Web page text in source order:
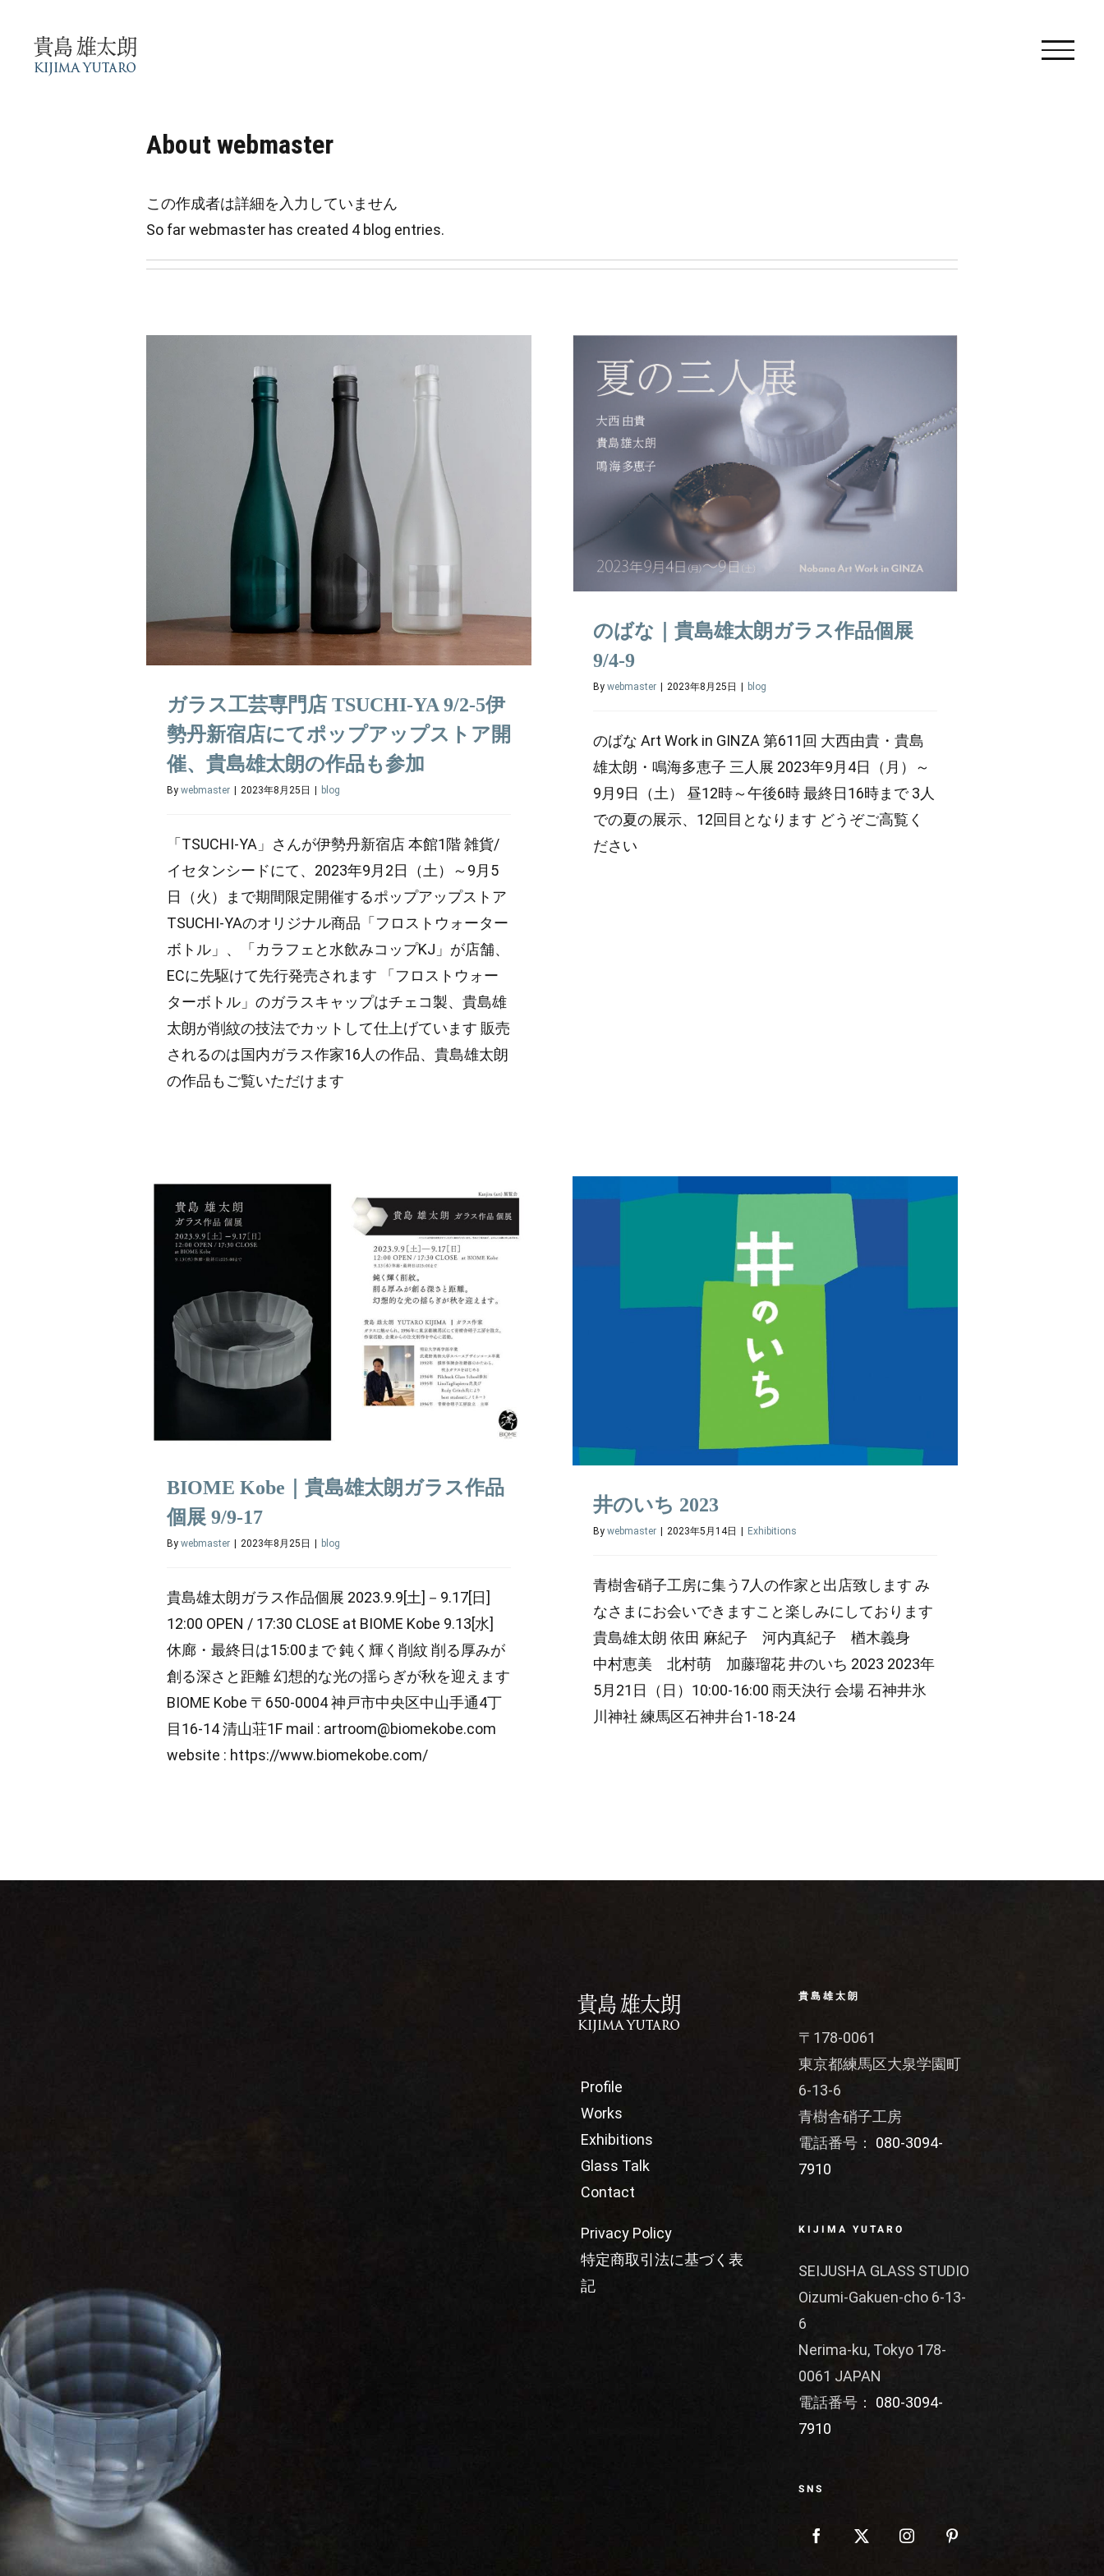
content
About webmaster
この作成者は詳細を入力していません
So far webmaster has created 4 blog entries.
ガラス工芸専門店 TSUCHI-YA 9/2-5伊
勢丹新宿店にてポップアップストア開
催、貴島雄太朗の作品も参加
By webmaster 2023年8月25日 blog
「TSUCHI-YA」さんが伊勢丹新宿店 本館1階 雑貨/
イセタンシードにて、2023年9月2日（土）～9月5
日（火）まで期間限定開催するポップアップストア
TSUCHI-YAのオリジナル商品「フロストウォーター
ボトル」、「カラフェと水飲みコップKJ」が店舗、
ECに先駆けて先行発売されます 「フロストウォー
ターボトル」のガラスキャップはチェコ製、貴島雄
太朗が削紋の技法でカットして仕上げています 販売
されるのは国内ガラス作家16人の作品、貴島雄太朗
の作品もご覧いただけます
のばな｜貴島雄太朗ガラス作品個展
9/4-9
By webmaster 2023年8月25日 blog
のばな Art Work in GINZA 第611回 大西由貴・貴島
雄太朗・鳴海多恵子 三人展 2023年9月4日（月）～
9月9日（土） 昼12時～午後6時 最終日16時まで 3人
での夏の展示、12回目となります どうぞご高覧く
ださい
BIOME Kobe｜貴島雄太朗ガラス作品
個展 9/9-17
By webmaster 2023年8月25日 blog
貴島雄太朗ガラス作品個展 2023.9.9[土]－9.17[日]
12:00 OPEN / 17:30 CLOSE at BIOME Kobe 9.13[水]
休廊・最終日は15:00まで 鈍く輝く削紋 削る厚みが
創る深さと距離 幻想的な光の揺らぎが秋を迎えます
BIOME Kobe 〒650-0004 神戸市中央区中山手通4丁
目16-14 清山荘1F mail : artroom@biomekobe.com
website : https://www.biomekobe.com/
井のいち 2023
By webmaster 2023年5月14日 Exhibitions
青樹舎硝子工房に集う7人の作家と出店致します み
なさまにお会いできますこと楽しみにしております
貴島雄太朗 依田 麻紀子 河内真紀子 楢木義身
中村恵美 北村萌 加藤瑠花 井のいち 2023 2023年
5月21日（日）10:00-16:00 雨天決行 会場 石神井氷
川神社 練馬区石神井台1-18-24
Profile
Works
Exhibitions
Glass Talk
Contact
Privacy Policy
特定商取引法に基づく表
記
貴島雄太朗
〒178-0061
東京都練馬区大泉学園町
6-13-6
青樹舎硝子工房
電話番号： 080-3094-
7910
KIJIMA YUTARO
SEIJUSHA GLASS STUDIO
Oizumi-Gakuen-cho 6-13-
6
Nerima-ku, Tokyo 178-
0061 JAPAN
電話番号： 080-3094-
7910
SNS